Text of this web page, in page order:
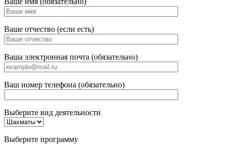
Ваше отчество (если есть)
Ваша электронная почта (обязательно)
Ваш номер телефона (обязательно)
Выберите вид деятельности
Выберите программу